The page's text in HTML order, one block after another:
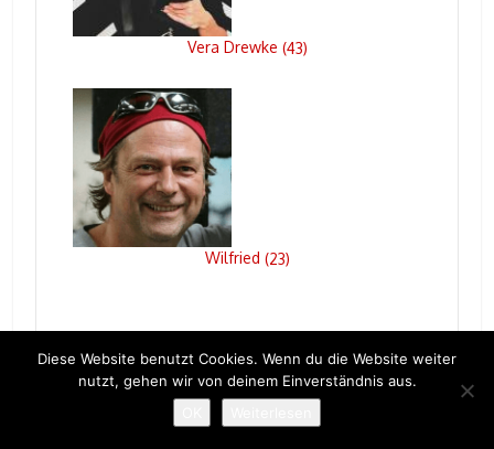
Vera Drewke (43)
Wilfried (23)
KATEGORIEN
Diese Website benutzt Cookies. Wenn du die Website weiter
nutzt, gehen wir von deinem Einverständnis aus.